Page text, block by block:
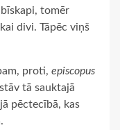
tomēr
divi. Tāpēc viņš
proti, episcopus
tā sauktajā
pēctecībā, kas